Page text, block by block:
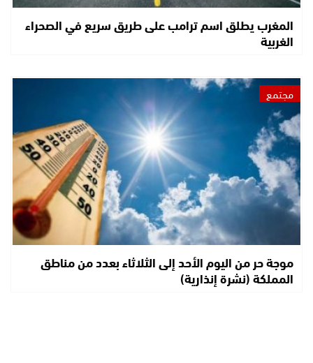
المغرب يطلق اسم ترامب على طريق سريع في الصحراء
الغربية
مجتمع
موجة حر من اليوم الأحد إلى الثلاثاء بعدد من مناطق
المملكة (نشرة إنذارية)